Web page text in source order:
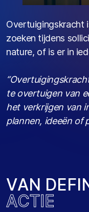
Overtuigingskracht
zoeken tijdens
nature, of is er in
te overtuigen van
het verkrijgen van
plannen, ideeën of
VAN DEFI
ACTIE